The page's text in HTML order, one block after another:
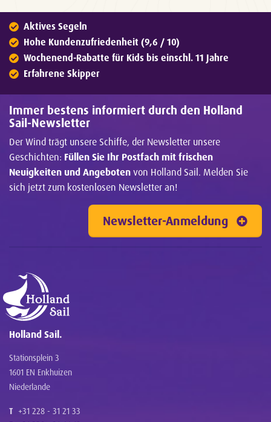
Aktives Segeln
Hohe Kundenzufriedenheit (9,6 / 10)
Wochenend-Rabatte für Kids bis einschl. 11 Jahre
Erfahrene Skipper
Immer bestens informiert durch den Holland
Sail-Newsletter
Der Wind trägt unsere Schiffe, der Newsletter unsere
Geschichten: Füllen Sie Ihr Postfach mit frischen
Neuigkeiten und Angeboten von Holland Sail. Melden Sie
sich jetzt zum kostenlosen Newsletter an!
Newsletter-Anmeldung
Holland Sail.
Stationsplein 3
1601 EN Enkhuizen
Niederlande
T +31 228 - 31 21 33